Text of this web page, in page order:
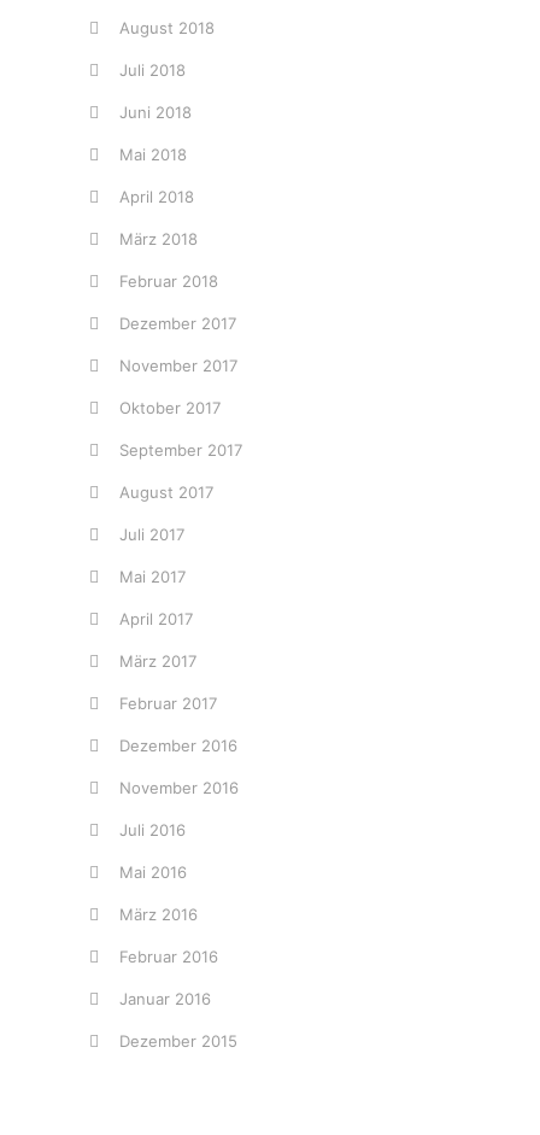
August 2018
Juli 2018
Juni 2018
Mai 2018
April 2018
März 2018
Februar 2018
Dezember 2017
November 2017
Oktober 2017
September 2017
August 2017
Juli 2017
Mai 2017
April 2017
März 2017
Februar 2017
Dezember 2016
November 2016
Juli 2016
Mai 2016
März 2016
Februar 2016
Januar 2016
Dezember 2015